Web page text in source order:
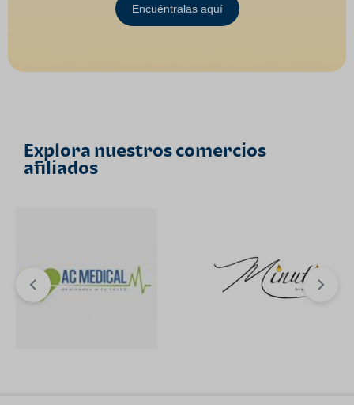
Encuéntralas aquí
Explora nuestros comercios
afiliados